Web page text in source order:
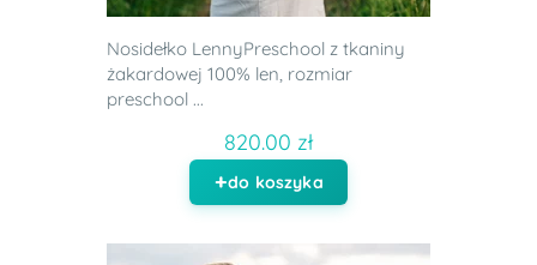
Nosidełko LennyPreschool z tkaniny
żakardowej 100% len, rozmiar
preschool ...
820.00 zł
do koszyka